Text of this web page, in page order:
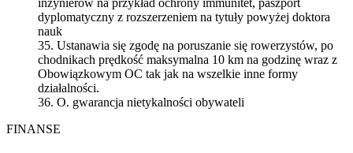
dyplomatyczny z rozszerzeniem na tytuły powyżej doktora
nauk
35. Ustanawia się zgodę na poruszanie się rowerzystów, po
chodnikach prędkość maksymalna 10 km na godzinę wraz z
Obowiązkowym OC tak jak na wszelkie inne formy
działalności.
36. O. gwarancja nietykalności obywateli
FINANSE